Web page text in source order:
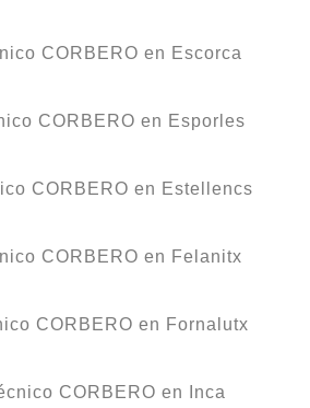
CORBERO en Escorca
CORBERO en Esporles
CORBERO en Estellencs
CORBERO en Felanitx
CORBERO en Fornalutx
CORBERO en Inca